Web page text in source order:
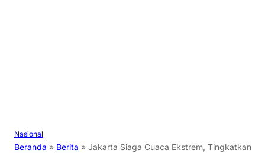
Nasional
Beranda » Berita » Jakarta Siaga Cuaca Ekstrem, Tingkatkan